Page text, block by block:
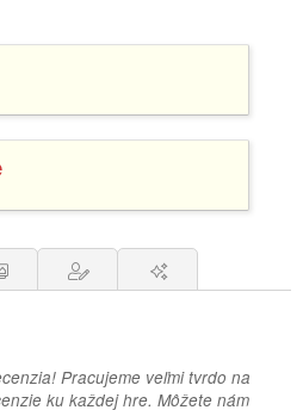
Pracujeme veľmi tvrdo na
ku každej hre. Môžete nám